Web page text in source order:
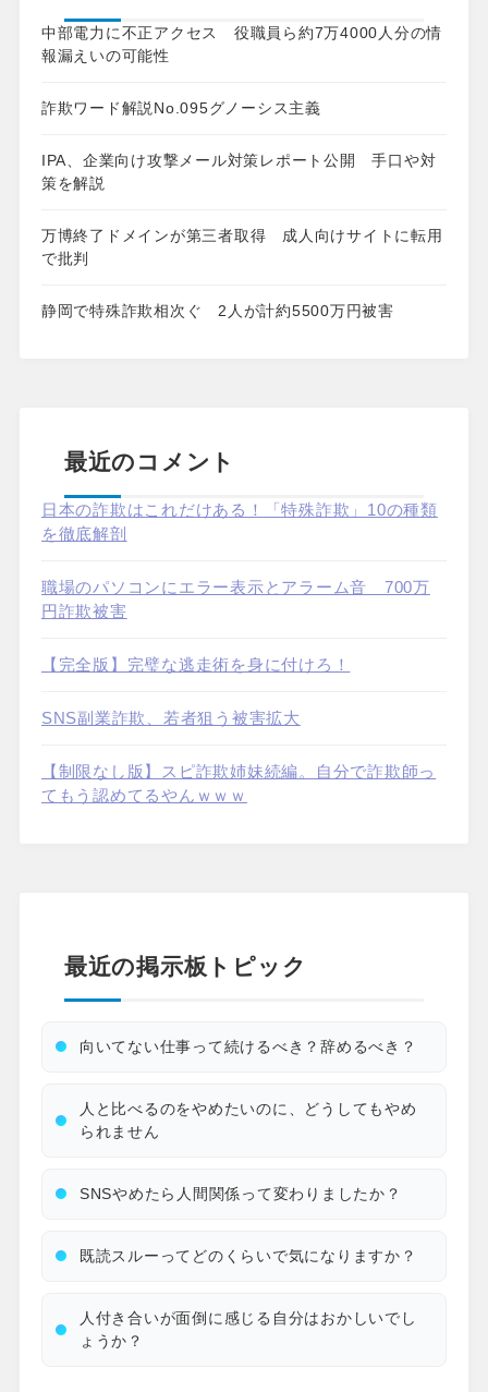
中部電力に不正アクセス 役職員ら約7万4000人分の情
報漏えいの可能性
詐欺ワード解説No.095グノーシス主義
IPA、企業向け攻撃メール対策レポート公開 手口や対
策を解説
万博終了ドメインが第三者取得 成人向けサイトに転用
で批判
静岡で特殊詐欺相次ぐ 2人が計約5500万円被害
最近のコメント
日本の詐欺はこれだけある！「特殊詐欺」10の種類
を徹底解剖
職場のパソコンにエラー表示とアラーム音 700万
円詐欺被害
【完全版】完璧な逃走術を身に付けろ！
SNS副業詐欺、若者狙う被害拡大
【制限なし版】スピ詐欺姉妹続編。自分で詐欺師っ
てもう認めてるやんｗｗｗ
最近の掲示板トピック
向いてない仕事って続けるべき？辞めるべき？
人と比べるのをやめたいのに、どうしてもやめ
られません
SNSやめたら人間関係って変わりましたか？
既読スルーってどのくらいで気になりますか？
人付き合いが面倒に感じる自分はおかしいでし
ょうか？